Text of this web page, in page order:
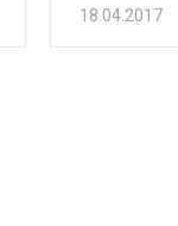
18.04.2017